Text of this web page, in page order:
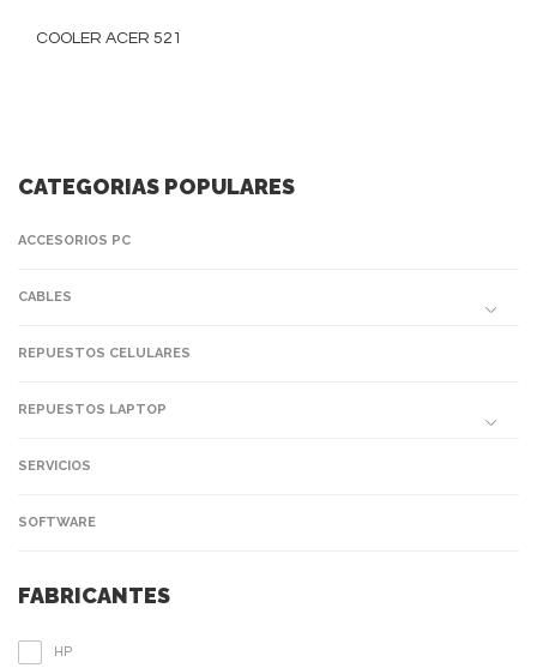
COOLER ACER 521
CATEGORIAS POPULARES
ACCESORIOS PC
CABLES
REPUESTOS CELULARES
REPUESTOS LAPTOP
SERVICIOS
SOFTWARE
FABRICANTES
HP